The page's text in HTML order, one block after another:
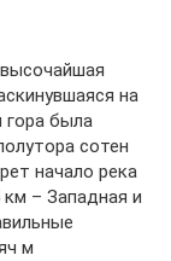
на
гора была
сотен
начало река
– Западная и
м